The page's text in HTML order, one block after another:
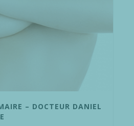
– DOCTEUR DANIEL